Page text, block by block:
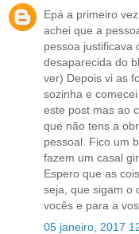
Epá a primeiro
achei que a
pessoa justificava
desaparecida do
ver) Depois vi as
sozinha e
este post mas ao
que não tens a
pessoal. Fico um
fazem um casal
Espero que as
seja, que sigam o
vocês e para a
05 janeiro, 2017